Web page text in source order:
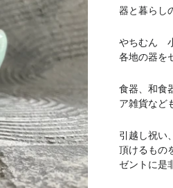
器と暮ら
やちむん
各地の器を
食器、和食
ア雑貨など
引越し祝い
頂けるもの
ゼントに是